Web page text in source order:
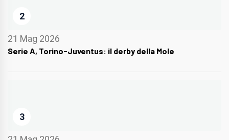
2
21 Mag 2026
Serie A, Torino-Juventus: il derby della Mole
3